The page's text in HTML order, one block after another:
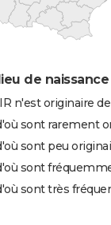
de naissance
n'est originaire
sont rarement
sont peu
sont
sont très